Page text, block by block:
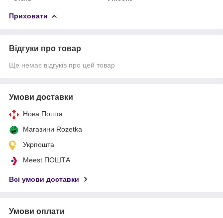
Приховати
Відгуки про товар
Ще немає відгуків про цей товар
Умови доставки
Нова Пошта
Магазини Rozetka
Укрпошта
Meest ПОШТА
Всі умови доставки
Умови оплати